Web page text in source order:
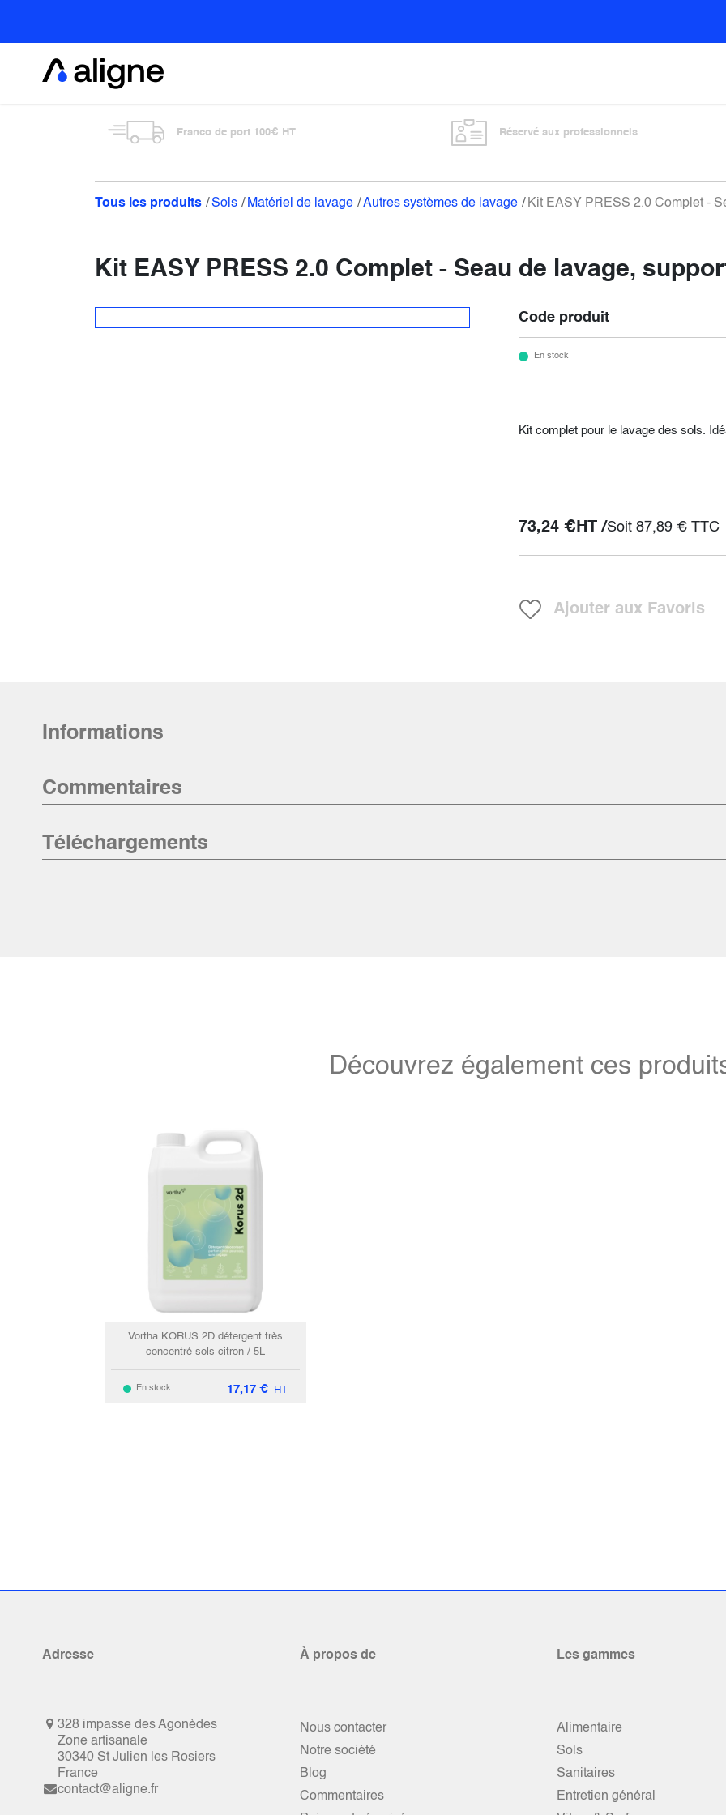
Franco de port 100€ HT Réservé aux professionnels
Tous les produits Sols Matériel de lavage Autres systèmes de lavage Kit EASY PRESS 2.0 Complet -
Kit EASY PRESS 2.0 Complet - Seau de lavage,
Code produit
En stock
Kit complet pour le lavage des sols.
73,24€ HT /Soit 87,89€TTC
Ajouter aux Favoris
Informations
Commentaires
Téléchargements
Découvrez également ces
Vortha KORUS 2D détergent très
concentré sols citron / 5L
En stock 17,17 € HT
Adresse
328 impasse des Agonèdes
Zone artisanale
30340 St Julien les Rosiers
France
contact@aligne.fr
À propos de
Nous contacter
Notre société
Blog
Commentaires
Les gammes
Alimentaire
Sols
Sanitaires
Entretien général